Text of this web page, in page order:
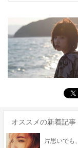
オススメの新着記事
片思いでも